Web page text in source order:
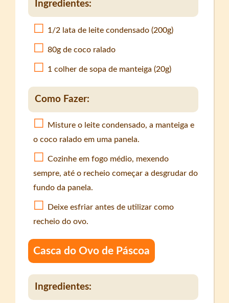
Ingredientes:
1/2 lata de leite condensado (200g)
80g de coco ralado
1 colher de sopa de manteiga (20g)
Como Fazer:
Misture o leite condensado, a manteiga e
o coco ralado em uma panela.
Cozinhe em fogo médio, mexendo
sempre, até o recheio começar a desgrudar do
fundo da panela.
Deixe esfriar antes de utilizar como
recheio do ovo.
Casca do Ovo de Páscoa
Ingredientes: